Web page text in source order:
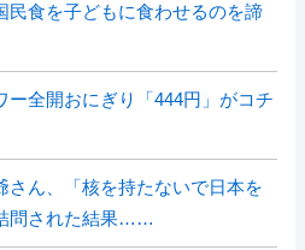
民食を子どもに食わせるのを諦
ー全開おにぎり「444円」がコチ
さん、「核を持たないで日本を
問された結果……